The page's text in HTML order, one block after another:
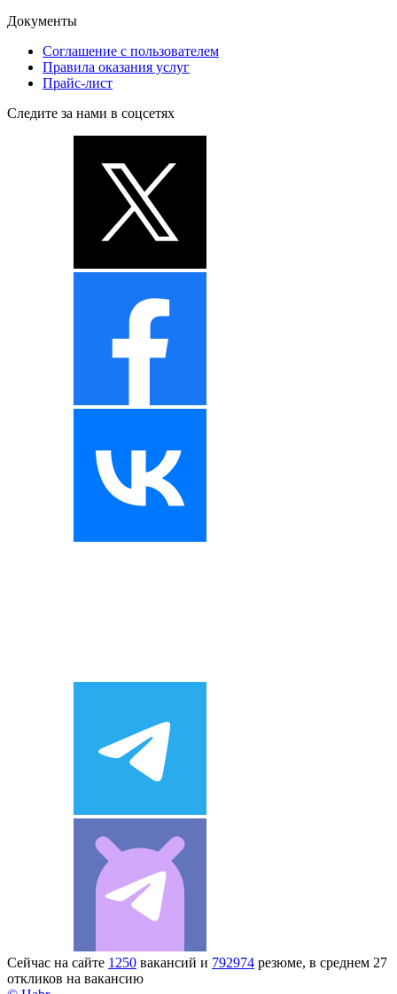
Документы
Соглашение с пользователем
Правила оказания услуг
Прайс-лист
Следите за нами в соцсетях
Сейчас на сайте 1250 вакансий и 792974 резюме, в среднем 27
откликов на вакансию